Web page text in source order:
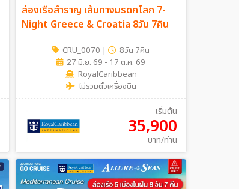
ล่องเรือสำราญ เส้นทางมรดกโลก 7-
Night Greece & Croatia 8วัน 7คืน
CRU_0070 |
8วัน 7คืน
27 มิ.ย. 69 - 17 ต.ค. 69
RoyalCaribbean
ไม่รวมตั๋วเครื่องบิน
เริ่มต้น
35,900
บาท/ท่าน